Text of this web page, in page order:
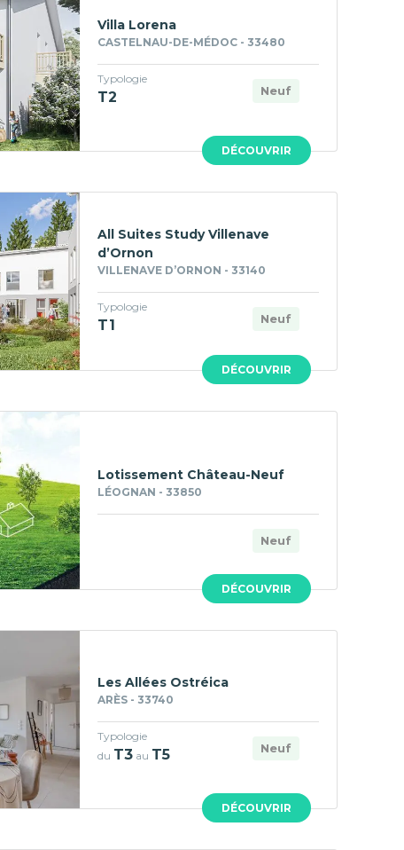
DÉCOUVRIR
Villa Lorena
CASTELNAU-DE-MÉDOC - 33480
Neuf
Typologie
T2
DÉCOUVRIR
All Suites Study Villenave
d’Ornon
VILLENAVE D’ORNON - 33140
Neuf
Typologie
T1
DÉCOUVRIR
Lotissement Château-Neuf
LÉOGNAN - 33850
Neuf
DÉCOUVRIR
Les Allées Ostréica
ARÈS - 33740
Neuf
Typologie
du T3 au T5